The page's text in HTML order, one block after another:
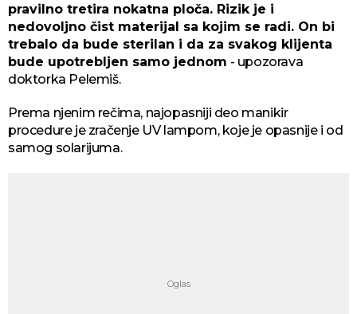
pravilno tretira nokatna ploča. Rizik je i
nedovoljno čist materijal sa kojim se radi. On bi
trebalo da bude sterilan i da za svakog klijenta
bude upotrebljen samo jednom - upozorava
doktorka Pelemiš.
Prema njenim rečima, najopasniji deo manikir
procedure je zračenje UV lampom, koje je opasnije i od
samog solarijuma.